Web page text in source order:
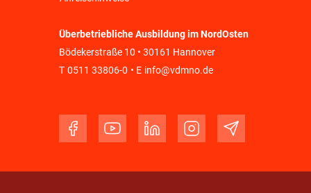
Überbetriebliche Ausbildung im NordOsten
Bödekerstraße 10 • 30161 Hannover
T 0511 33806-0 • E info@vdmno.de